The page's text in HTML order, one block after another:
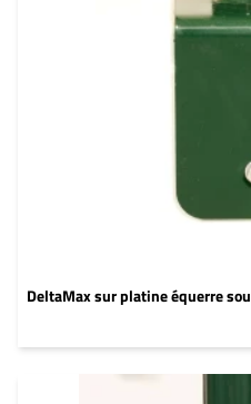
DeltaMax sur platine équerre